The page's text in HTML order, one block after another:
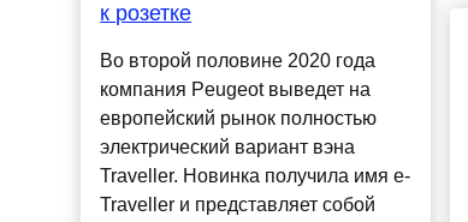
к розетке
Во второй половине 2020 года
компания Peugeot выведет на
европейский рынок полностью
электрический вариант вэна
Traveller. Новинка получила имя e-
Traveller и представляет собой